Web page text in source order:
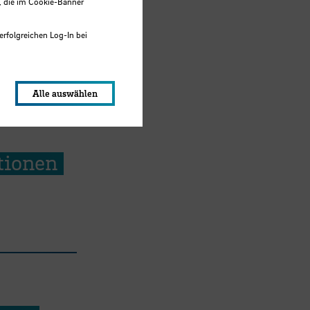
Log-In bei
Alle auswählen